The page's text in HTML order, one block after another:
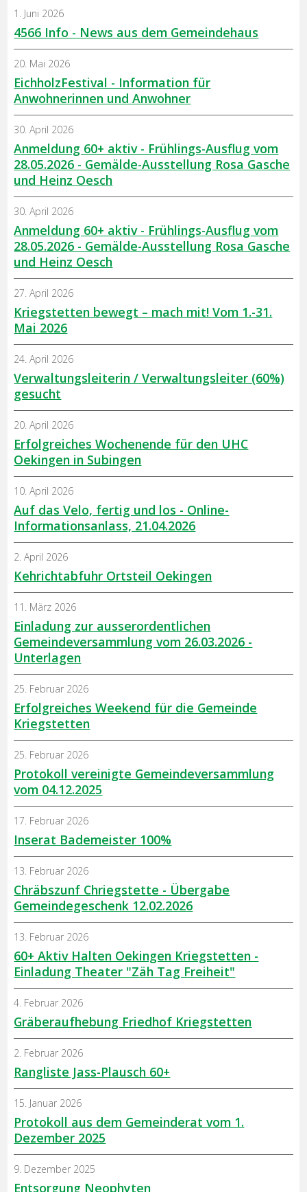
4566 Info - News aus dem Gemeindehaus
1. Juni 2026
EichholzFestival - Information für
Anwohnerinnen und Anwohner
20. Mai 2026
Anmeldung 60+ aktiv - Frühlings-Ausflug vom
28.05.2026 - Gemälde-Ausstellung Rosa Gasche
und Heinz Oesch
30. April 2026
Anmeldung 60+ aktiv - Frühlings-Ausflug vom
28.05.2026 - Gemälde-Ausstellung Rosa Gasche
und Heinz Oesch
30. April 2026
Kriegstetten bewegt – mach mit! Vom 1.-31.
Mai 2026
27. April 2026
Verwaltungsleiterin / Verwaltungsleiter (60%)
gesucht
24. April 2026
Erfolgreiches Wochenende für den UHC
Oekingen in Subingen
20. April 2026
Auf das Velo, fertig und los - Online-
Informationsanlass, 21.04.2026
10. April 2026
Kehrichtabfuhr Ortsteil Oekingen
2. April 2026
Einladung zur ausserordentlichen
Gemeindeversammlung vom 26.03.2026 -
Unterlagen
11. März 2026
Erfolgreiches Weekend für die Gemeinde
Kriegstetten
25. Februar 2026
Protokoll vereinigte Gemeindeversammlung
vom 04.12.2025
25. Februar 2026
Inserat Bademeister 100%
17. Februar 2026
Chräbszunf Chriegstette - Übergabe
Gemeindegeschenk 12.02.2026
13. Februar 2026
60+ Aktiv Halten Oekingen Kriegstetten -
Einladung Theater "Zäh Tag Freiheit"
13. Februar 2026
Gräberaufhebung Friedhof Kriegstetten
4. Februar 2026
Rangliste Jass-Plausch 60+
2. Februar 2026
Protokoll aus dem Gemeinderat vom 1.
Dezember 2025
15. Januar 2026
Entsorgung Neophyten
9. Dezember 2025